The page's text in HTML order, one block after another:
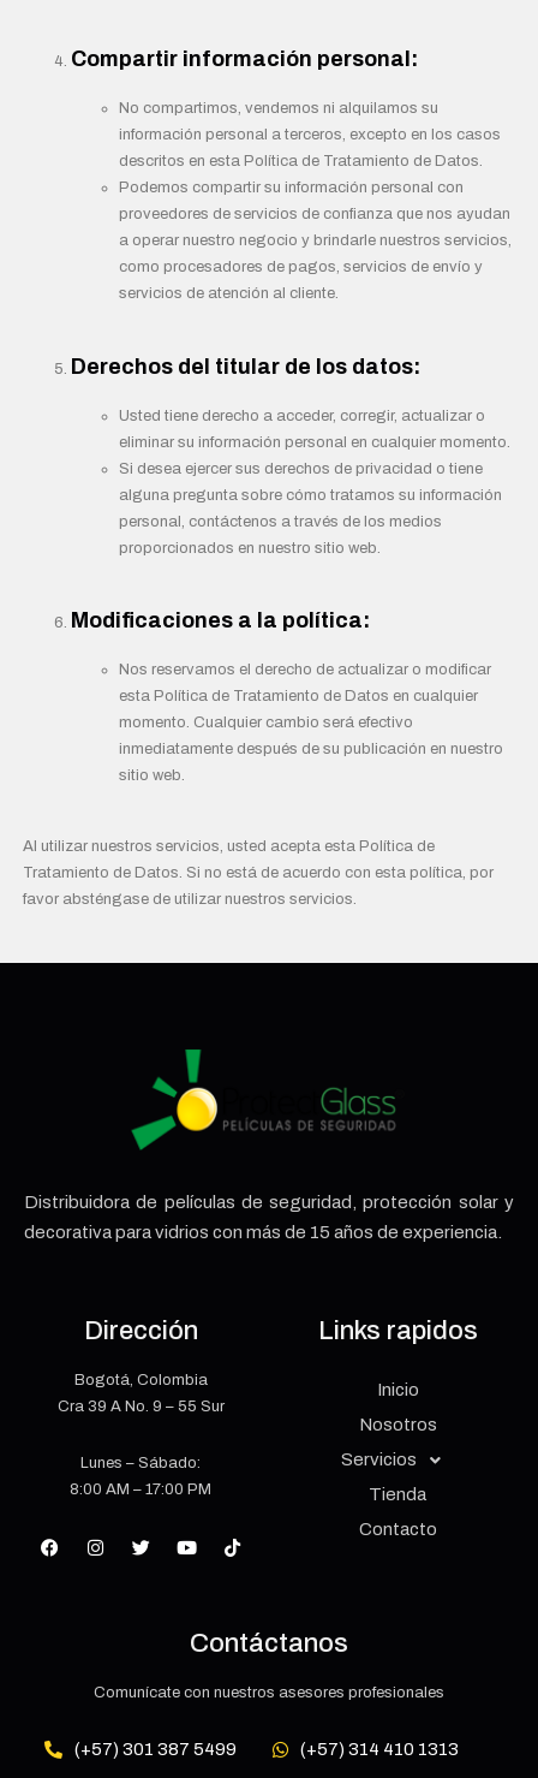
Compartir información personal:
No compartimos, vendemos ni alquilamos su
información personal a terceros, excepto en los casos
descritos en esta Política de Tratamiento de Datos.
Podemos compartir su información personal con
proveedores de servicios de confianza que nos ayudan
a operar nuestro negocio y brindarle nuestros servicios,
como procesadores de pagos, servicios de envío y
servicios de atención al cliente.
Derechos del titular de los datos:
Usted tiene derecho a acceder, corregir, actualizar o
eliminar su información personal en cualquier momento.
Si desea ejercer sus derechos de privacidad o tiene
alguna pregunta sobre cómo tratamos su información
personal, contáctenos a través de los medios
proporcionados en nuestro sitio web.
Modificaciones a la política:
Nos reservamos el derecho de actualizar o modificar
esta Política de Tratamiento de Datos en cualquier
momento. Cualquier cambio será efectivo
inmediatamente después de su publicación en nuestro
sitio web.
Al utilizar nuestros servicios, usted acepta esta Política de
Tratamiento de Datos. Si no está de acuerdo con esta política, por
favor absténgase de utilizar nuestros servicios.
Distribuidora de películas de seguridad, protección solar y
decorativa para vidrios con más de 15 años de experiencia.
Dirección
Bogotá, Colombia
Cra 39 A No. 9 – 55 Sur
Lunes – Sábado:
8:00 AM – 17:00 PM
Links rapidos
Inicio
Nosotros
Servicios
Tienda
Contacto
Contáctanos
Comunícate con nuestros asesores profesionales
(+57) 301 387 5499 (+57) 314 410 1313